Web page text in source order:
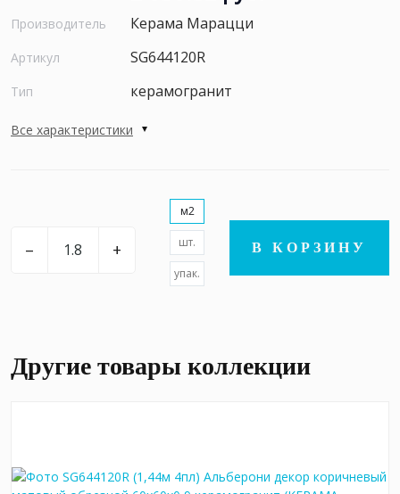
Производитель Керама Марацци
Артикул SG644120R
Тип керамогранит
Все характеристики
– +
м2
шт.
упак.
В КОРЗИНУ
Другие товары коллекции